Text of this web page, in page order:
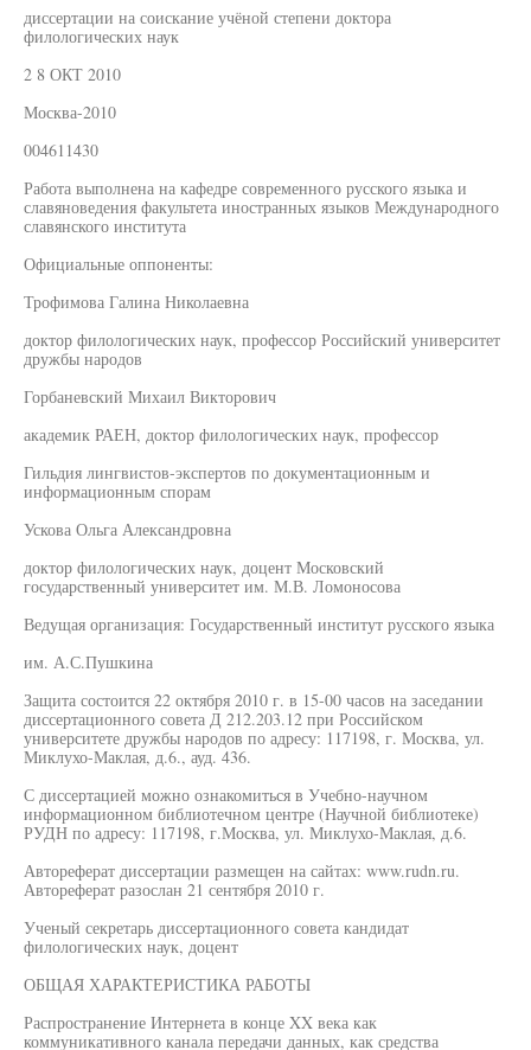
диссертации на соискание учёной степени доктора
филологических наук
2 8 ОКТ 2010
Москва-2010
004611430
Работа выполнена на кафедре современного русского языка и
славяноведения факультета иностранных языков Международного
славянского института
Официальные оппоненты:
Трофимова Галина Николаевна
доктор филологических наук, профессор Российский университет
дружбы народов
Горбаневский Михаил Викторович
академик РАЕН, доктор филологических наук, профессор
Гильдия лингвистов-экспертов по документационным и
информационным спорам
Ускова Ольга Александровна
доктор филологических наук, доцент Московский
государственный университет им. М.В. Ломоносова
Ведущая организация: Государственный институт русского языка
им. А.С.Пушкина
Защита состоится 22 октября 2010 г. в 15-00 часов на заседании
диссертационного совета Д 212.203.12 при Российском
университете дружбы народов по адресу: 117198, г. Москва, ул.
Миклухо-Маклая, д.6., ауд. 436.
С диссертацией можно ознакомиться в Учебно-научном
информационном библиотечном центре (Научной библиотеке)
РУДН по адресу: 117198, г.Москва, ул. Миклухо-Маклая, д.6.
Автореферат диссертации размещен на сайтах: www.rudn.ru.
Автореферат разослан 21 сентября 2010 г.
Ученый секретарь диссертационного совета кандидат
филологических наук, доцент
ОБЩАЯ ХАРАКТЕРИСТИКА РАБОТЫ
Распространение Интернета в конце XX века как
коммуникативного канала передачи данных, как средства